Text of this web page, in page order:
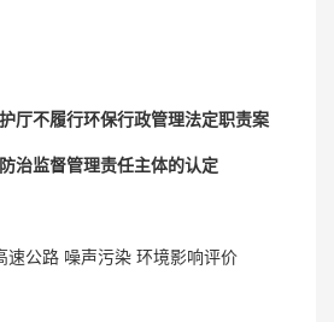
厅不履行环保行政管理法定职责案
监督管理责任主体的认定
速公路 噪声污染 环境影响评价